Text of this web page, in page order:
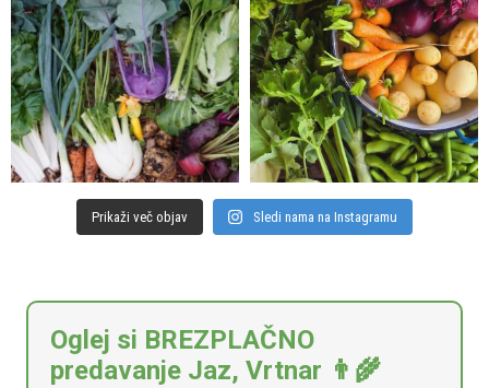
Prikaži več objav Sledi nama na Instagramu
Oglej si BREZPLAČNO
predavanje Jaz, Vrtnar 👨‍🌾